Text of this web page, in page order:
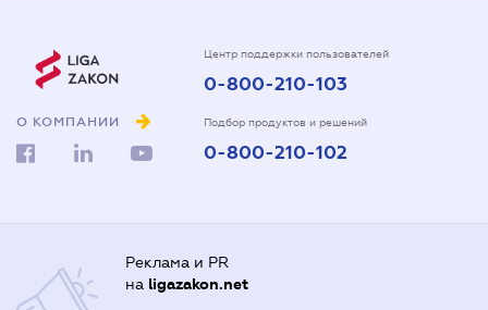
О КОМПАНИИ
Центр поддержки пользователей
0-800-210-103
Подбор продуктов и решений
0-800-210-102
Реклама и PR
на ligazakon.net